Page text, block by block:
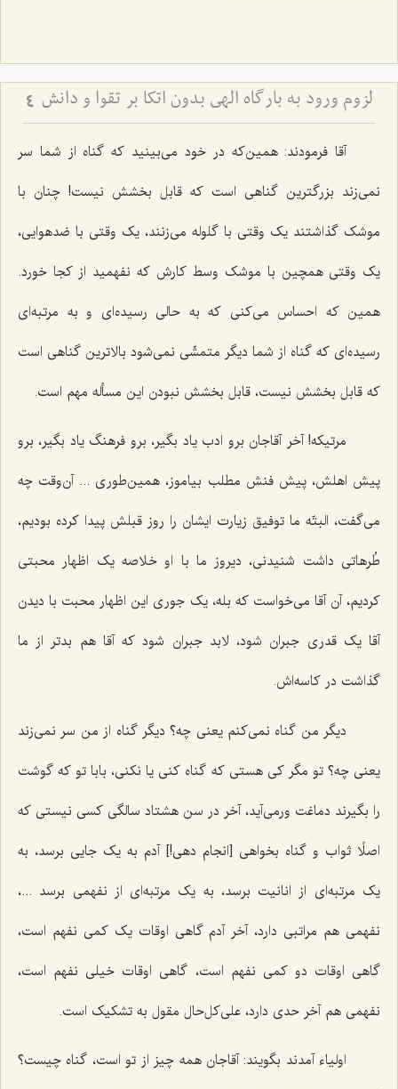
لزوم ورود به بارگاه الهی بدون اتکا بر تقوا و دانش 4
آقا فرمودند: همین‌که در خود مى‌بینید که گناه از شما سر
نمى‌زند بزرگترین گناهى است که قابل بخشش نیست! چنان با
موشک گذاشتند یک وقتی با گلوله می‌زنند، یک وقتی با ضدهوایی،
یک وقتی همچین با موشک وسط کارش که نفهمید از کجا خورد.
همین که احساس می‌کنی که به حالی رسیده‌ای و به مرتبه‌ای
رسیده‌ای که گناه از شما دیگر متمشّی نمی‌شود بالاترین گناهی است
که قابل بخشش نیست، قابل بخشش نبودن این مسأله مهم است.
مرتیکه! آخر آقاجان برو ادب یاد بگیر، برو فرهنگ یاد بگیر، برو
پیش اهلش، پیش فنش مطلب بیاموز، همین‌طوری ... آن‌وقت چه
می‌گفت، البتّه ما توفیق زیارت ایشان را روز قبلش پیدا کرده بودیم،
طُرهاتی داشت شنیدنی، دیروز ما با او خلاصه یک اظهار محبتی
کردیم، آن آقا می‌خواست که بله، یک جوری این اظهار محبت با دیدن
آقا یک قدری جبران شود، لابد جبران شود که آقا هم بدتر از ما
گذاشت در کاسه‌اش.
دیگر من گناه نمی‌کنم یعنی چه؟ دیگر گناه از من سر نمی‌زند
یعنی چه؟ تو مگر کی هستی که گناه کنی یا نکنی، بابا تو که گوشت
را بگیرند دماغت ورمی‌آید، آخر در سن هشتاد سالگی کسی نیستی که
اصلًا ثواب و گناه بخواهی [انجام دهی!] آدم به یک جایی برسد، به
یک مرتبه‌ای از انانیت برسد، به یک مرتبه‌ای از نفهمی برسد ...،
نفهمی هم مراتبی دارد، آخر آدم گاهی اوقات یک کمی نفهم است،
گاهی اوقات دو کمی نفهم است، گاهی اوقات خیلی نفهم است،
نفهمی هم آخر حدی دارد، علی‌کل‌حال مقول به تشکیک است.
اولیاء آمدند بگویند: آقاجان همه چیز از تو است، گناه چیست؟